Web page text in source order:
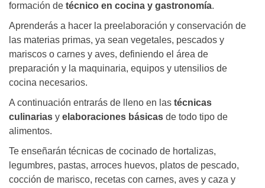
formación de técnico en cocina y gastronomía.
Aprenderás a hacer la preelaboración y conservación de
las materias primas, ya sean vegetales, pescados y
mariscos o carnes y aves, definiendo el área de
preparación y la maquinaria, equipos y utensilios de
cocina necesarios.
A continuación entrarás de lleno en las técnicas
culinarias y elaboraciones básicas de todo tipo de
alimentos.
Te enseñarán técnicas de cocinado de hortalizas,
legumbres, pastas, arroces huevos, platos de pescado,
cocción de marisco, recetas con carnes, aves y caza y